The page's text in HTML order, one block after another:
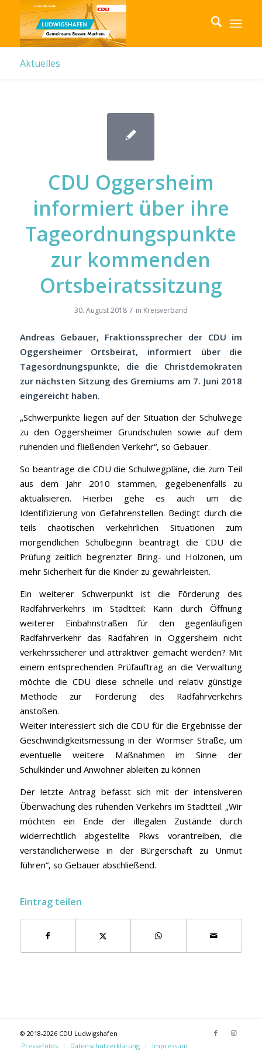
Aktuelles
CDU Oggersheim
informiert über ihre
Tageordnungspunkte
zur kommenden
Ortsbeiratssitzung
30. August 2018 / in Kreisverband
Andreas Gebauer, Fraktionssprecher der CDU im
Oggersheimer Ortsbeirat, informiert über die
Tagesordnungspunkte, die die Christdemokraten
zur nächsten Sitzung des Gremiums am 7. Juni 2018
eingereicht haben.
„Schwerpunkte liegen auf der Situation der Schulwege
zu den Oggersheimer Grundschulen sowie auf dem
ruhenden und fließenden Verkehr“, so Gebauer.
So beantrage die CDU die Schulwegpläne, die zum Teil
aus dem Jahr 2010 stammen, gegebenenfalls zu
aktualisieren. Hierbei gehe es auch um die
Identifizierung von Gefahrenstellen. Bedingt durch die
teils chaotischen verkehrlichen Situationen zum
morgendlichen Schulbeginn beantragt die CDU die
Prüfung zeitlich begrenzter Bring- und Holzonen, um
mehr Sicherheit für die Kinder zu gewährleisten.
Ein weiterer Schwerpunkt ist die Förderung des
Radfahrverkehrs im Stadtteil: Kann durch Öffnung
weiterer Einbahnstraßen für den gegenläufigen
Radfahrverkehr das Radfahren in Oggersheim nicht
verkehrssicherer und attraktiver gemacht werden? Mit
einem entsprechenden Prüfauftrag an die Verwaltung
möchte die CDU diese schnelle und relativ günstige
Methode zur Förderung des Radfahrverkehrs
anstoßen.
Weiter interessiert sich die CDU für die Ergebnisse der
Geschwindigkeitsmessung in der Wormser Straße, um
eventuelle weitere Maßnahmen im Sinne der
Schulkinder und Anwohner ableiten zu können
Der letzte Antrag befasst sich mit der intensiveren
Überwachung des ruhenden Verkehrs im Stadtteil. „Wir
möchten ein Ende der illegalen Zustände durch
widerrechtlich abgestellte Pkws vorantreiben, die
verständlicherweise in der Bürgerschaft zu Unmut
führen“, so Gebauer abschließend.
Eintrag teilen
© 2018-2026 CDU Ludwigshafen
Pressefotos
Datenschutzerklärung Impressum